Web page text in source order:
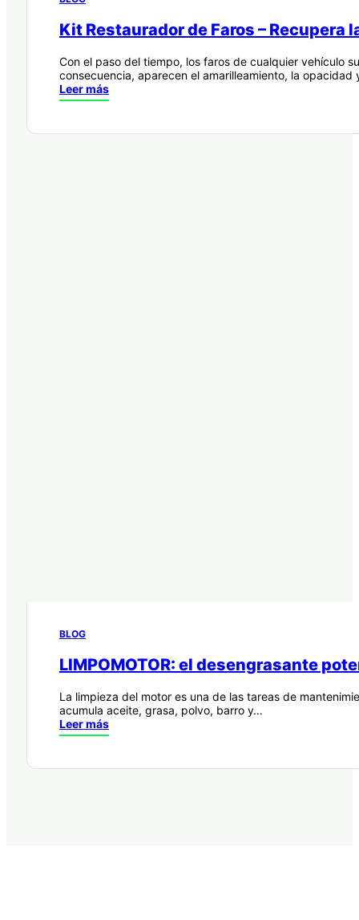
Kit Restaurador de Faros –
Con el paso del tiempo, los faros de cualquier vehículo
consecuencia, aparecen el amarilleamiento, la opacidad
Leer más
BLOG
LIMPOMOTOR: el desengrasante
La limpieza del motor es una de las tareas de
acumula aceite, grasa, polvo, barro y…
Leer más